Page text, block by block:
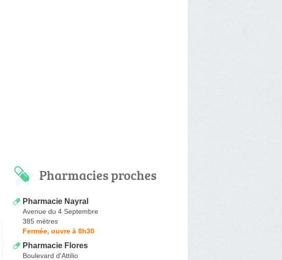
Pharmacies proches
Pharmacie Nayral
Avenue du 4 Septembre
385 mètres
Fermée, ouvre à 8h30
Pharmacie Flores
Boulevard d'Attilio